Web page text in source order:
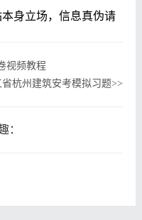
身立场，信息真伪请
视频教程
杭州建筑安考模拟习题>>
：